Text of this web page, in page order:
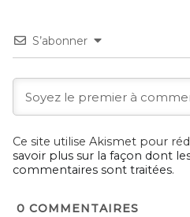
S’abonner
Ce site utilise Akismet pour
savoir plus sur la façon dont
commentaires sont traitées.
0 COMMENTAIRES